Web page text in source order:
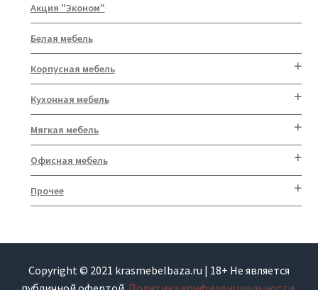
Акция "Эконом"
Белая мебель
Корпусная мебель
Кухонная мебель
Мягкая мебель
Офисная мебель
Прочее
Copyright © 2021 krasmebelbaza.ru | 18+ Не является